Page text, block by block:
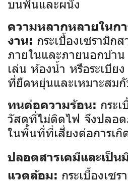
บนพื้นและผนัง
ความหลากหลายในก
งาน: กระเบื้องเซรามิก
ภายในและภายนอกบ้า
เล่น ห้องน้ำ หรือระเบีย
ที่ยืดหยุ่นและเหมาะสม
ทนต่อความร้อน: กระ
วัสดุที่ไม่ติดไฟ จึงปลอด
ในพื้นที่ที่เสี่ยงต่อการเ
ปลอดสารเคมีและเป็น
แวดล้อม: กระเบื้องเซ